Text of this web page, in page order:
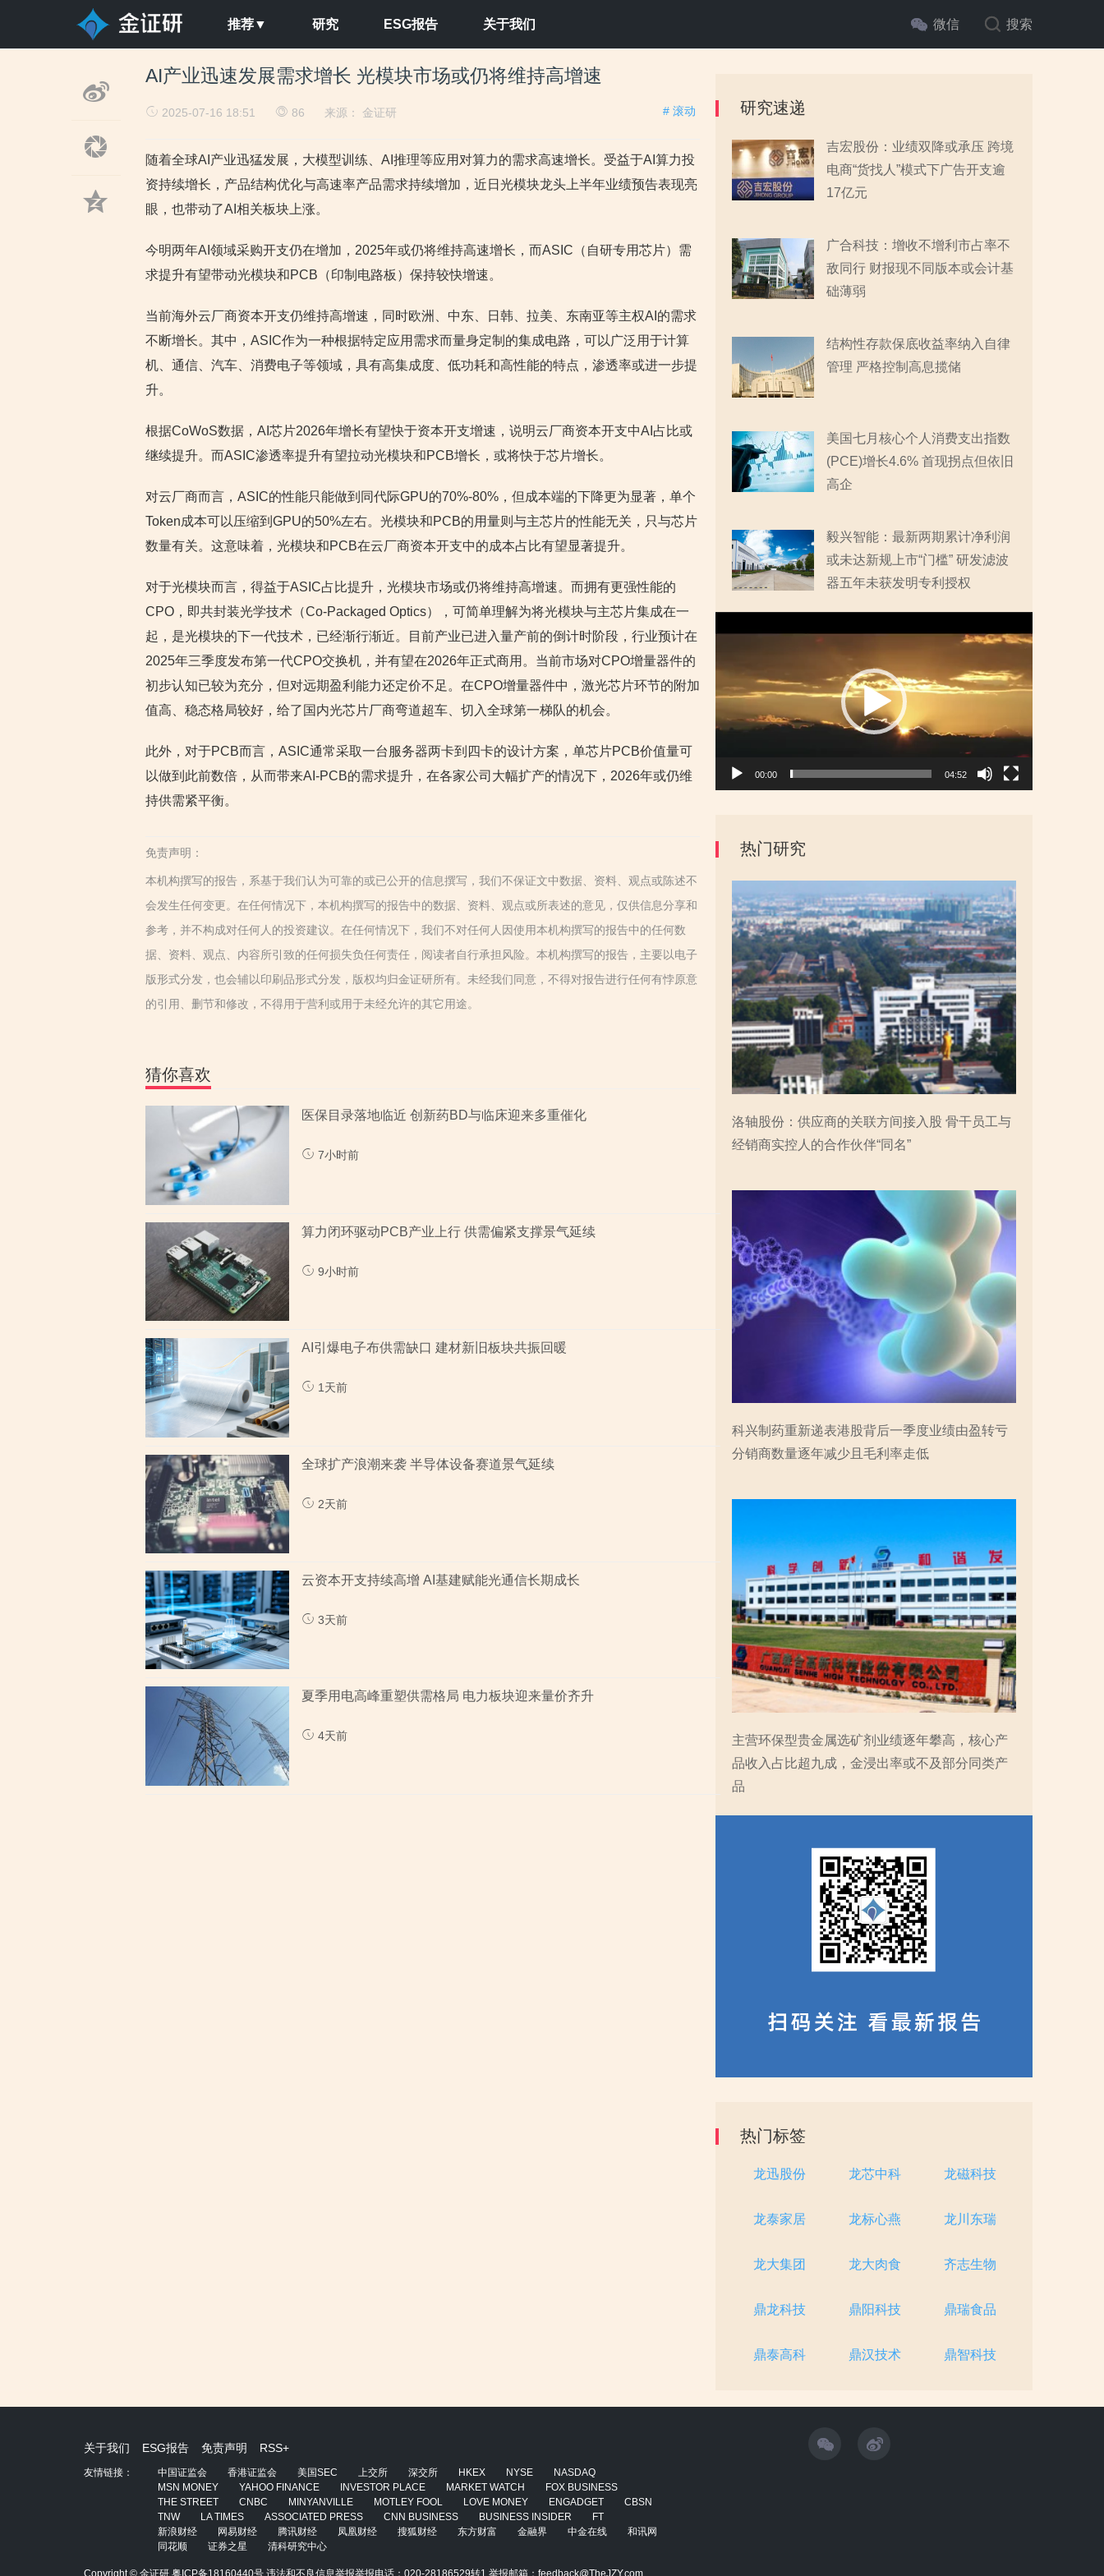
推荐▼ 研究 ESG报告 关于我们 微信 搜索
AI产业迅速发展需求增长 光模块市场或仍将维持高增速
# 滚动
2025-07-16 18:51 86 来源： 金证研
随着全球AI产业迅猛发展，大模型训练、AI推理等应用对算力的需求高速增长。受益于AI算力投
资持续增长，产品结构优化与高速率产品需求持续增加，近日光模块龙头上半年业绩预告表现亮
眼，也带动了AI相关板块上涨。
今明两年AI领域采购开支仍在增加，2025年或仍将维持高速增长，而ASIC（自研专用芯片）需
求提升有望带动光模块和PCB（印制电路板）保持较快增速。
当前海外云厂商资本开支仍维持高增速，同时欧洲、中东、日韩、拉美、东南亚等主权AI的需求
不断增长。其中，ASIC作为一种根据特定应用需求而量身定制的集成电路，可以广泛用于计算
机、通信、汽车、消费电子等领域，具有高集成度、低功耗和高性能的特点，渗透率或进一步提
升。
根据CoWoS数据，AI芯片2026年增长有望快于资本开支增速，说明云厂商资本开支中AI占比或
继续提升。而ASIC渗透率提升有望拉动光模块和PCB增长，或将快于芯片增长。
对云厂商而言，ASIC的性能只能做到同代际GPU的70%-80%，但成本端的下降更为显著，单个
Token成本可以压缩到GPU的50%左右。光模块和PCB的用量则与主芯片的性能无关，只与芯片
数量有关。这意味着，光模块和PCB在云厂商资本开支中的成本占比有望显著提升。
对于光模块而言，得益于ASIC占比提升，光模块市场或仍将维持高增速。而拥有更强性能的
CPO，即共封装光学技术（Co-Packaged Optics），可简单理解为将光模块与主芯片集成在一
起，是光模块的下一代技术，已经渐行渐近。目前产业已进入量产前的倒计时阶段，行业预计在
2025年三季度发布第一代CPO交换机，并有望在2026年正式商用。当前市场对CPO增量器件的
初步认知已较为充分，但对远期盈利能力还定价不足。在CPO增量器件中，激光芯片环节的附加
值高、稳态格局较好，给了国内光芯片厂商弯道超车、切入全球第一梯队的机会。
此外，对于PCB而言，ASIC通常采取一台服务器两卡到四卡的设计方案，单芯片PCB价值量可
以做到此前数倍，从而带来AI-PCB的需求提升，在各家公司大幅扩产的情况下，2026年或仍维
持供需紧平衡。
免责声明：
本机构撰写的报告，系基于我们认为可靠的或已公开的信息撰写，我们不保证文中数据、资料、观点或陈述不
会发生任何变更。在任何情况下，本机构撰写的报告中的数据、资料、观点或所表述的意见，仅供信息分享和
参考，并不构成对任何人的投资建议。在任何情况下，我们不对任何人因使用本机构撰写的报告中的任何数
据、资料、观点、内容所引致的任何损失负任何责任，阅读者自行承担风险。本机构撰写的报告，主要以电子
版形式分发，也会辅以印刷品形式分发，版权均归金证研所有。未经我们同意，不得对报告进行任何有悖原意
的引用、删节和修改，不得用于营利或用于未经允许的其它用途。
猜你喜欢
医保目录落地临近 创新药BD与临床迎来多重催化
7小时前
算力闭环驱动PCB产业上行 供需偏紧支撑景气延续
9小时前
AI引爆电子布供需缺口 建材新旧板块共振回暖
1天前
全球扩产浪潮来袭 半导体设备赛道景气延续
2天前
云资本开支持续高增 AI基建赋能光通信长期成长
3天前
夏季用电高峰重塑供需格局 电力板块迎来量价齐升
4天前
研究速递
吉宏股份：业绩双降或承压 跨境
电商“货找人”模式下广告开支逾
17亿元
广合科技：增收不增利市占率不
敌同行 财报现不同版本或会计基
础薄弱
结构性存款保底收益率纳入自律
管理 严格控制高息揽储
美国七月核心个人消费支出指数
(PCE)增长4.6% 首现拐点但依旧
高企
毅兴智能：最新两期累计净利润
或未达新规上市“门槛” 研发滤波
器五年未获发明专利授权
频
放
器
00:00 04:52
热门研究
洛轴股份：供应商的关联方间接入股 骨干员工与
经销商实控人的合作伙伴“同名”
科兴制药重新递表港股背后一季度业绩由盈转亏
分销商数量逐年减少且毛利率走低
主营环保型贵金属选矿剂业绩逐年攀高，核心产
品收入占比超九成，金浸出率或不及部分同类产
品
热门标签
龙迅股份 龙芯中科 龙磁科技
龙泰家居 龙标心燕 龙川东瑞
龙大集团 龙大肉食 齐志生物
鼎龙科技 鼎阳科技 鼎瑞食品
鼎泰高科 鼎汉技术 鼎智科技
关于我们 ESG报告 免责声明 RSS+
友情链接： 中国证监会 香港证监会 美国SEC 上交所 深交所 HKEX NYSE
NASDAQ
MSN MONEY
YAHOO FINANCE INVESTOR PLACE MARKET WATCH
FOX BUSINESS
THE STREET
CNBC MINYANVILLE MOTLEY FOOL LOVE MONEY ENGADGET
CBSN
TNW
LA TIMES ASSOCIATED PRESS CNN BUSINESS BUSINESS INSIDER
FT
新浪财经
网易财经 腾讯财经 凤凰财经 搜狐财经 东方财富 金融界 中金在线
和讯网
同花顺
证券之星 清科研究中心
Copyright © 金证研 粤ICP备18160440号 违法和不良信息举报举报电话：020-28186529转1 举报邮箱：feedback@TheJZY.com